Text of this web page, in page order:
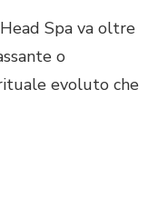
Spa va oltre
o
evoluto che